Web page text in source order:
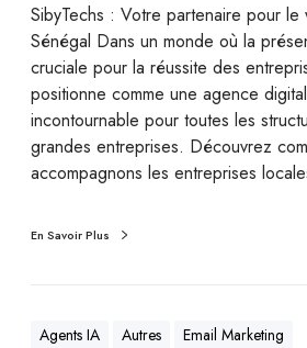
SibyTechs : Votre partenaire pour
Sénégal Dans un monde où la
cruciale pour la réussite des
positionne comme une agence
incontournable pour toutes les
grandes entreprises. Découvrez
accompagnons les entreprises
En Savoir Plus
Agents IA Autres
Email Marketing